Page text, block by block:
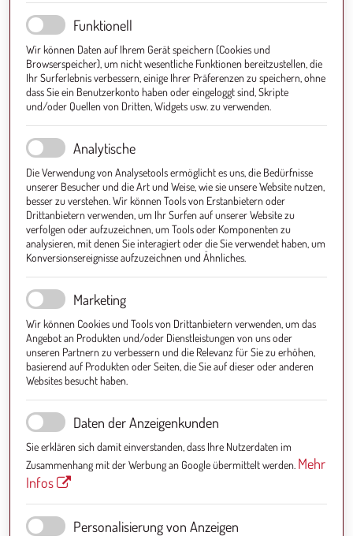
Funktionell
Wir können Daten auf Ihrem Gerät speichern (Cookies und
Browserspeicher), um nicht wesentliche Funktionen bereitzustellen, die
Ihr Surferlebnis verbessern, einige Ihrer Präferenzen zu speichern, ohne
dass Sie ein Benutzerkonto haben oder eingeloggt sind, Skripte
und/oder Quellen von Dritten, Widgets usw. zu verwenden.
Analytische
Die Verwendung von Analysetools ermöglicht es uns, die Bedürfnisse
unserer Besucher und die Art und Weise, wie sie unsere Website nutzen,
besser zu verstehen. Wir können Tools von Erstanbietern oder
Drittanbietern verwenden, um Ihr Surfen auf unserer Website zu
verfolgen oder aufzuzeichnen, um Tools oder Komponenten zu
analysieren, mit denen Sie interagiert oder die Sie verwendet haben, um
Konversionsereignisse aufzuzeichnen und Ähnliches.
Marketing
Wir können Cookies und Tools von Drittanbietern verwenden, um das
Angebot an Produkten und/oder Dienstleistungen von uns oder
unseren Partnern zu verbessern und die Relevanz für Sie zu erhöhen,
basierend auf Produkten oder Seiten, die Sie auf dieser oder anderen
Websites besucht haben.
Daten der Anzeigenkunden
Sie erklären sich damit einverstanden, dass Ihre Nutzerdaten im
Zusammenhang mit der Werbung an Google übermittelt werden. Mehr
Infos
Personalisierung von Anzeigen